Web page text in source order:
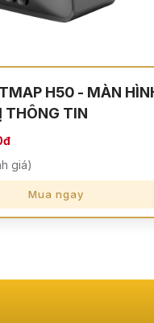
H50 - MÀN
THÔNG TIN
giá)
Mua ngay